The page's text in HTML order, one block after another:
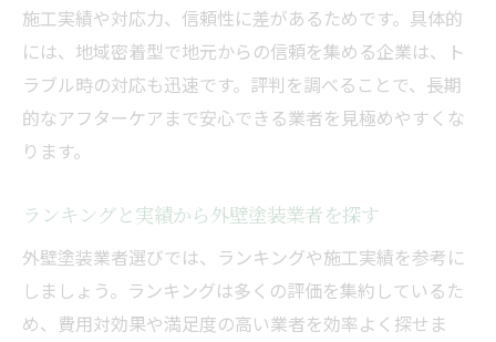
施工実績や対応力、信頼性に差があるためです。具体的
には、地域密着型で地元からの信頼を集める企業は、ト
ラブル時の対応も迅速です。評判を調べることで、長期
的なアフターケアまで安心できる業者を見極めやすくな
ります。
ランキングと実績から外壁塗装業者を探す
外壁塗装業者選びでは、ランキングや施工実績を参考に
しましょう。ランキングは多くの評価を集約しているた
め、費用対効果や満足度の高い業者を効率よく探せま